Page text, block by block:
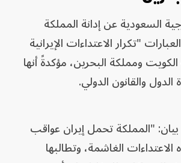
السعودية عن إدانة المملكة
"تكرار الاعتداءات الإيرانية
ومملكة البحرين، مؤكدةً أنها
الدول والقانون الدولي.
بيان: "المملكة تحمل إيران عواقب
الغاشمة، وتطالبها